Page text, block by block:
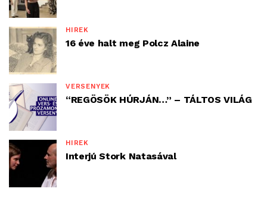
HÍREK
16 éve halt meg Polcz Alaine
VERSENYEK
“REGÖSÖK HÚRJÁN…” – TÁLTOS VILÁG
HÍREK
Interjú Stork Natasával